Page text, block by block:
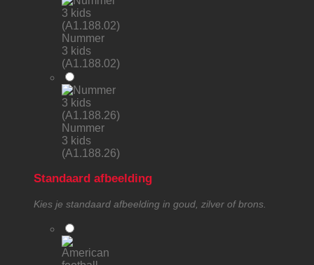
Nummer
3 kids
(A1.188.02)
Nummer
3 kids
(A1.188.26)
Standaard afbeelding
Kies je standaard afbeelding in goud, zilver of brons.